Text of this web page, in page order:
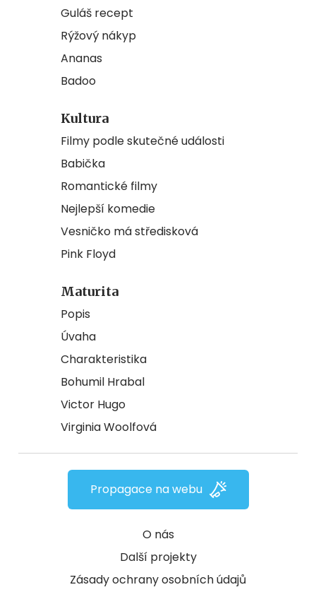
Guláš recept
Rýžový nákyp
Ananas
Badoo
Kultura
Filmy podle skutečné události
Babička
Romantické filmy
Nejlepší komedie
Vesničko má středisková
Pink Floyd
Maturita
Popis
Úvaha
Charakteristika
Bohumil Hrabal
Victor Hugo
Virginia Woolfová
O nás
Další projekty
Zásady ochrany osobních údajů
Propagace na webu